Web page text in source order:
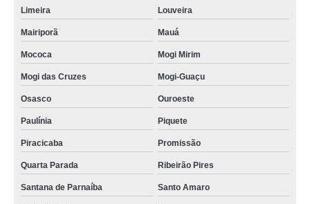
Limeira Louveira
Mairiporã Mauá
Mococa Mogi Mirim
Mogi das Cruzes Mogi-Guaçu
Osasco Ouroeste
Paulínia Piquete
Piracicaba Promissão
Quarta Parada Ribeirão Pires
Santana de Parnaíba Santo Amaro